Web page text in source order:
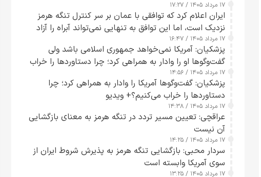
۱۷ مرداد ۱۴۰۵ / ۱۷:۲۷
ایران اعلام کرد که توافقی با عمان بر سر کنترل تنگه هرمز
نزدیک است، اما این توافق به تنهایی نمی‌تواند آبراه را آزاد
کند
۱۷ مرداد ۱۴۰۵ / ۱۶:۴۷
پزشکیان: آمریکا نمی‌خواهد جمهوری اسلامی باشد ولی
گفت‌وگوها او را وادار به همراهی کرد؛ چرا دستاوردها را خراب
می‌کنیم+ ویدیو
۱۷ مرداد ۱۴۰۵ / ۱۴:۵۶
پزشکیان: گفت‌وگوها آمریکا را وادار به همراهی کرد؛ چرا
دستاوردها را خراب می‌کنیم؟+ ویدیو
۱۷ مرداد ۱۴۰۵ / ۱۴:۳۸
عراقچی: تعیین مسیر تردد در تنگه هرمز به معنای بازگشایی
آن نیست
۱۷ مرداد ۱۴۰۵ / ۱۴:۲۵
سردار محبی: بازگشایی تنگه هرمز به پذیرش شروط ایران از
سوی آمریکا وابسته است
۱۷ مرداد ۱۴۰۵ / ۱۳:۲۵